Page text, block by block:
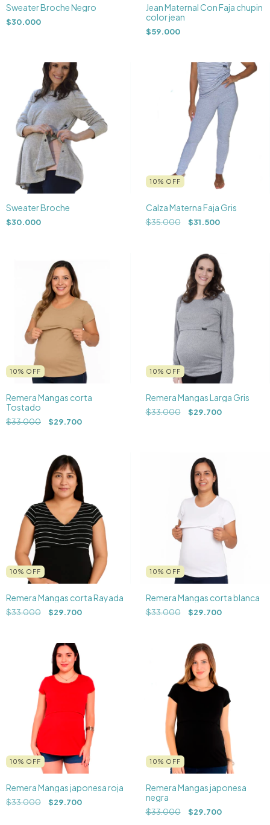
Sweater Broche Negro
$30.000
Jean Maternal Con Faja chupin
color jean
$59.000
Sweater Broche
$30.000
10% OFF
Calza Materna Faja Gris
$35.000 $31.500
10% OFF
Remera Mangas corta
Tostado
$33.000 $29.700
10% OFF
Remera Mangas Larga Gris
$33.000 $29.700
10% OFF
Remera Mangas corta Rayada
$33.000 $29.700
10% OFF
Remera Mangas corta blanca
$33.000 $29.700
10% OFF
Remera Mangas japonesa roja
$33.000 $29.700
10% OFF
Remera Mangas japonesa
negra
$33.000 $29.700